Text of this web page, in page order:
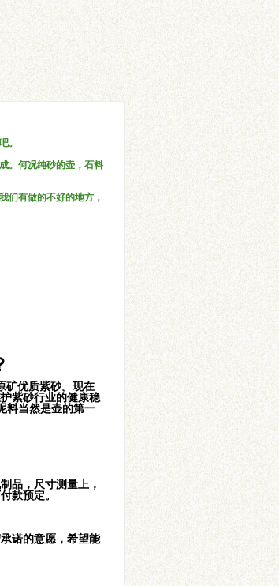
。
。何况纯砂的壶，石料
们有做的不好的地方，
矿优质紫砂。现在
紫砂行业的健康稳
料当然是壶的第一
品，尺寸测量上，
款预定。
诺的意愿，希望能